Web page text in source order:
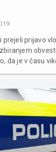
prejeli prijavo
da je v času